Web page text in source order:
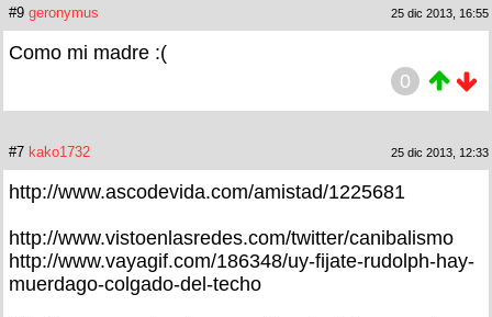
#9 geronymus 25 dic 2013, 16:55
Como mi madre :(
0
#7 kako1732 25 dic 2013, 12:33
http://www.ascodevida.com/amistad/1225681
http://www.vistoenlasredes.com/twitter/canibalismo
http://www.vayagif.com/186348/uy-fijate-rudolph-hay-
muerdago-colgado-del-techo